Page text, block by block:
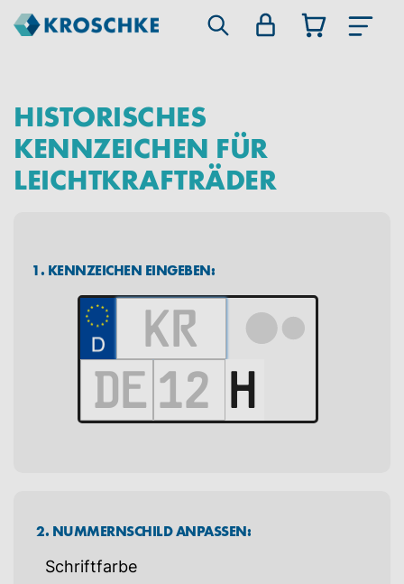
HISTORISCHES
KENNZEICHEN FÜR
LEICHTKRAFTRÄDER
1. KENNZEICHEN EINGEBEN:
2. NUMMERNSCHILD ANPASSEN:
Schriftfarbe